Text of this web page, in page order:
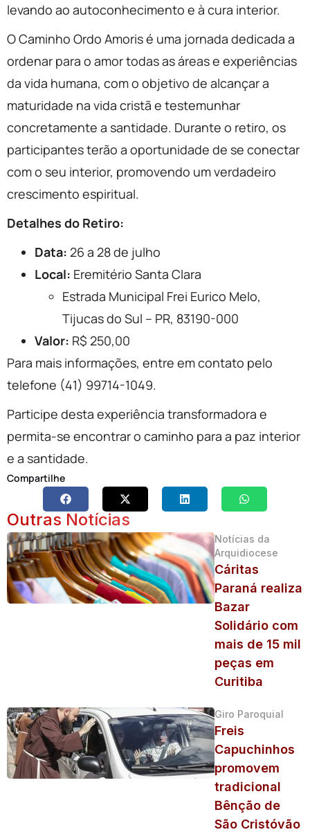
levando ao autoconhecimento e à cura interior.
O Caminho Ordo Amoris é uma jornada dedicada a
ordenar para o amor todas as áreas e experiências
da vida humana, com o objetivo de alcançar a
maturidade na vida cristã e testemunhar
concretamente a santidade. Durante o retiro, os
participantes terão a oportunidade de se conectar
com o seu interior, promovendo um verdadeiro
crescimento espiritual.
Detalhes do Retiro:
Data: 26 a 28 de julho
Local: Eremitério Santa Clara
Estrada Municipal Frei Eurico Melo,
Tijucas do Sul – PR, 83190-000
Valor: R$ 250,00
Para mais informações, entre em contato pelo
telefone (41) 99714-1049.
Participe desta experiência transformadora e
permita-se encontrar o caminho para a paz interior
e a santidade.
Compartilhe
Outras Notícias
Notícias da
Arquidiocese
Cáritas
Paraná realiza
Bazar
Solidário com
mais de 15 mil
peças em
Curitiba
Giro Paroquial
Freis
Capuchinhos
promovem
tradicional
Bênção de
São Cristóvão